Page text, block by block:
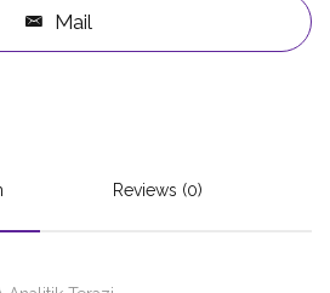
Mail
Reviews (0)